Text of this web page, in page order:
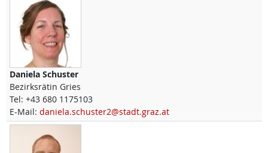
Daniela Schuster
Bezirksrätin Gries
Tel: +43 680 1175103
E-Mail: daniela.schuster2@stadt.graz.at